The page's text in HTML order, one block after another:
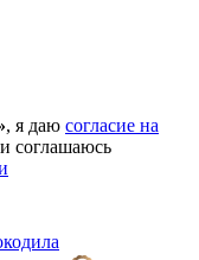
, я даю согласие на
и соглашаюсь